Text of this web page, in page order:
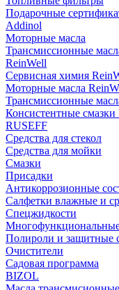
Подарочные
Addinol
Моторные масла
Трансмиссионные
ReinWell
Сервисная химия
Моторные масла
Трансмиссионные
Консистентные смазки
RUSEFF
Средства для стекол
Средства для мойки
Смазки
Присадки
Антикоррозионные
Салфетки влажные и
Спецжидкости
Многофункциональные
Полироли и защитные
Очистители
Садовая программа
BIZOL